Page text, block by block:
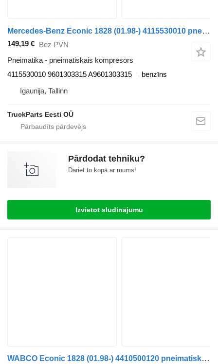
Mercedes-Benz Econic 1828 (01.98-) 4115530010 pneimatiskais kompresors paredzēts Mercedes-Benz Econic (1998-2014) atkritumu vedēja
149,19 € Bez PVN
Pneimatika - pneimatiskais kompresors
4115530010 9601303315 A9601303315
benzīns
Igaunija, Tallinn
TruckParts Eesti OÜ
Pārdodat tehniku?
Dariet to kopā ar mums!
Izvietot sludinājumu
WABCO Econic 1828 (01.98-) 4410500120 pneimatiskais vārsts paredzēts Mercedes-Benz Econic (1998-2014) atkritumu vedēja